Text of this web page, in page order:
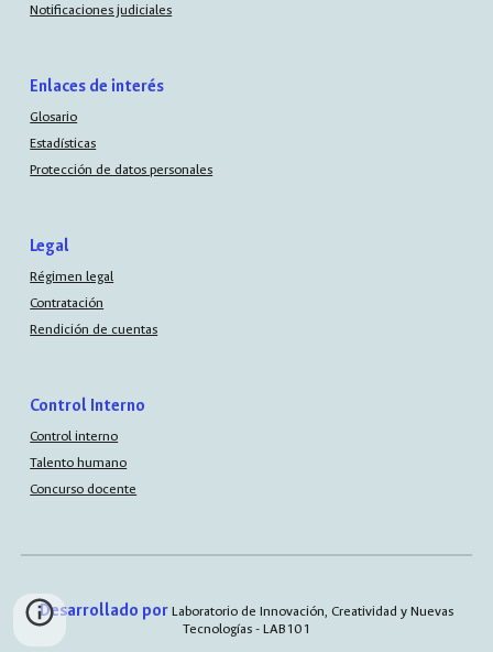
Notificaciones judiciales
Enlaces de interés
Glosario
Estadísticas
Protección de datos personales
Legal
Régimen legal
Contratación
Rendición de cuentas
Control Interno
Control interno
Talento humano
Concurso docente
Desarrollado porLaboratorio de Innovación, Creatividad y Nuevas
Tecnologías - LAB101